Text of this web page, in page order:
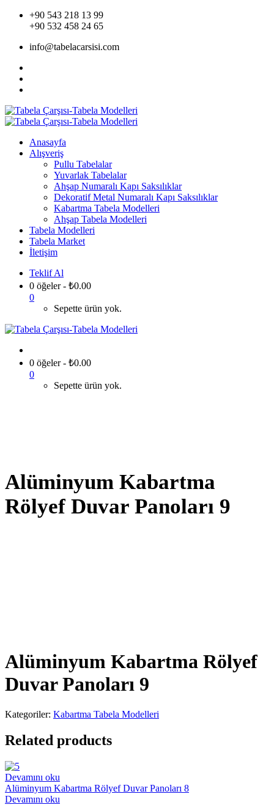
+90 543 218 13 99
+90 532 458 24 65
info@tabelacarsisi.com
Anasayfa
Alışveriş
Pullu Tabelalar
Yuvarlak Tabelalar
Ahşap Numaralı Kapı Saksılıklar
Dekoratif Metal Numaralı Kapı Saksılıklar
Kabartma Tabela Modelleri
Ahşap Tabela Modelleri
Tabela Modelleri
Tabela Market
İletişim
Teklif Al
0 öğeler- ₺0.00
0
Sepette ürün yok.
0 öğeler- ₺0.00
0
Sepette ürün yok.
Alüminyum Kabartma
Rölyef Duvar Panoları 9
Alüminyum Kabartma Rölyef
Duvar Panoları 9
Kategoriler: Kabartma Tabela Modelleri
Related products
Devamını oku
Alüminyum Kabartma Rölyef Duvar Panoları 8
Devamını oku